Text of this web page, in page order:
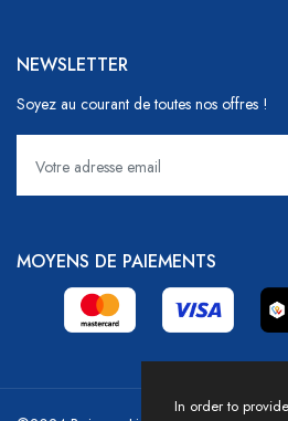
NEWSLETTER
Soyez au courant de toutes nos offres !
MOYENS DE PAIEMENTS
In order to